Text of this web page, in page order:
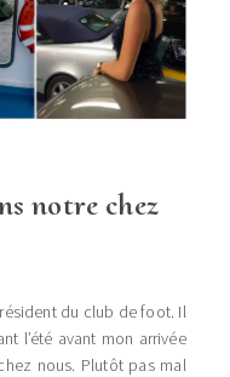
notre chez
du club de foot. Il
l’été avant mon arrivée
nous. Plutôt pas mal